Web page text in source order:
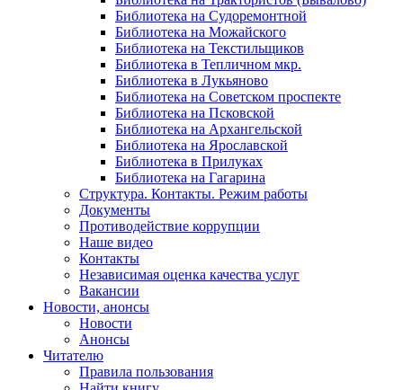
Библиотека на Судоремонтной
Библиотека на Можайского
Библиотека на Текстильщиков
Библиотека в Тепличном мкр.
Библиотека в Лукьяново
Библиотека на Советском проспекте
Библиотека на Псковской
Библиотека на Архангельской
Библиотека на Ярославской
Библиотека в Прилуках
Библиотека на Гагарина
Структура. Контакты. Режим работы
Документы
Противодействие коррупции
Наше видео
Контакты
Независимая оценка качества услуг
Вакансии
Новости, анонсы
Новости
Анонсы
Читателю
Правила пользования